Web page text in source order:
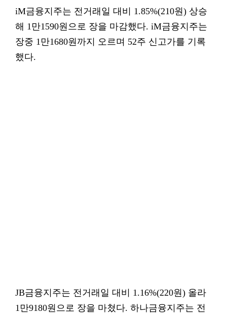
iM금융지주는 전거래일 대비 1.85%(210원) 상승
해 1만1590원으로 장을 마감했다. iM금융지주는
장중 1만1680원까지 오르며 52주 신고가를 기록
했다.
JB금융지주는 전거래일 대비 1.16%(220원) 올라
1만9180원으로 장을 마쳤다. 하나금융지주는 전